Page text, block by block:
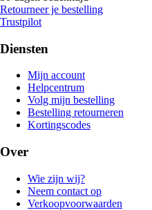
Retourneer je bestelling
Trustpilot
Diensten
Mijn account
Helpcentrum
Volg mijn bestelling
Bestelling retourneren
Kortingscodes
Over
Wie zijn wij?
Neem contact op
Verkoopvoorwaarden